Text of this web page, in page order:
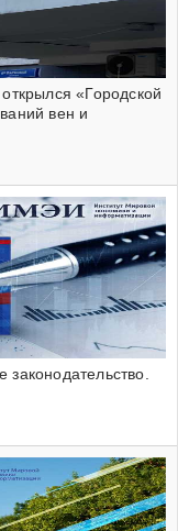
«Городской
вен и